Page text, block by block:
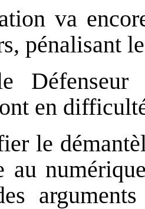
va
pénalisant
en
le
au